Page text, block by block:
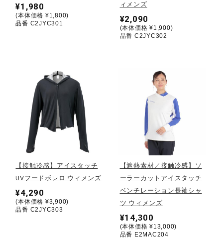
ウォーキングシューズ
インナー
寝具／ミズノスリープ
アウトドア／レイン
サポーター
¥1,980
(本体価格 ¥1,800)
品番 C2JYC301
ィメンズ
¥2,090
(本体価格 ¥1,900)
品番 C2JYC302
【接触冷感】アイスタッチ
UVフードボレロ ウィメンズ
¥4,290
(本体価格 ¥3,900)
品番 C2JYC303
【遮熱素材／接触冷感】ソ
ーラーカットアイスタッチ
ベンチレーション長袖シャ
ツ ウィメンズ
¥14,300
(本体価格 ¥13,000)
品番 E2MAC204